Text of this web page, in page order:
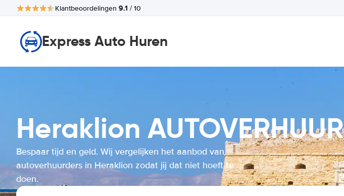
Klantbeoordelingen 9.1 / 10
Express Auto Huren
Heraklion AUTOVERHUUR
Bespaar tijd en geld. Wij vergelijken het aanbod van
autoverhuurders in Heraklion zodat jij dat niet hoeft te
doen.